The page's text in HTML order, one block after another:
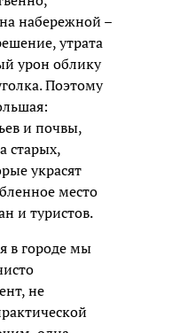
набережной –
утрата
урон облику
Поэтому
и почвы,
старых,
украсят
место
и туристов.
в городе мы
не